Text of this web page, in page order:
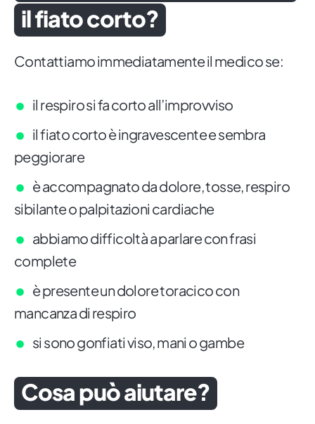
il fiato corto?
Contattiamo immediatamente il medico se:
il respiro si fa corto all’improvviso
il fiato corto è ingravescente e sembra
peggiorare
è accompagnato da dolore, tosse, respiro
sibilante o palpitazioni cardiache
abbiamo difficoltà a parlare con frasi
complete
è presente un dolore toracico con
mancanza di respiro
si sono gonfiati viso, mani o gambe
Cosa può aiutare?